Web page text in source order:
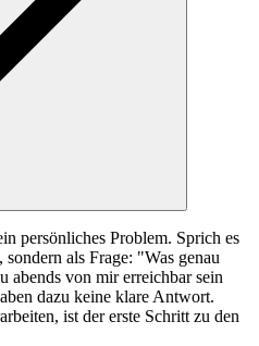
persönliches Problem. Sprich es
als Frage: "Was genau
abends von mir erreichbar sein
dazu keine klare Antwort.
ist der erste Schritt zu den